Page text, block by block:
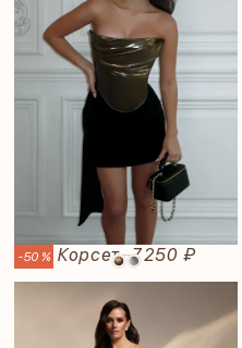
-50 % Корсет—7.250 ₽